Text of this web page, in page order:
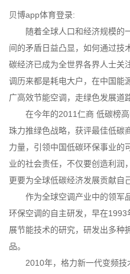
贝博app体育登录:
随着全球人口和经济规模的
间的矛盾日益凸显，如何通过技
碳经济已成为全世界各界人士关
调历来都是耗电大户，在中国能
广高效节能空调，走绿色发展道
在今年的2011仁商 低碳榜高
珠力推绿色战略，获评最佳低碳
力量，引领中国低碳环保事业的
业的社会责任，不仅要创造利润
更要为全球低碳经济发展贡献自
作为全球空调产业中的领军品
环保空调的自主研发，早在
展节能技术的研究，研发出多种
品。
2010年，格力新一代变频技